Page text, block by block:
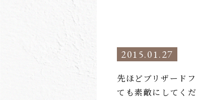
2015.01.27
先ほどブリザード
ても素敵にしてく